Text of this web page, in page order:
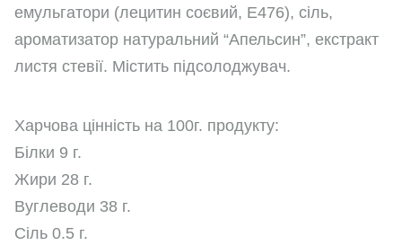
емульгатори (лецитин соєвий, Е476), сіль,
ароматизатор натуральний “Апельсин”, екстракт
листя стевії. Містить підсолоджувач.
Харчова цінність на 100г. продукту:
Білки 9 г.
Жири 28 г.
Вуглеводи 38 г.
Сіль 0.5 г.